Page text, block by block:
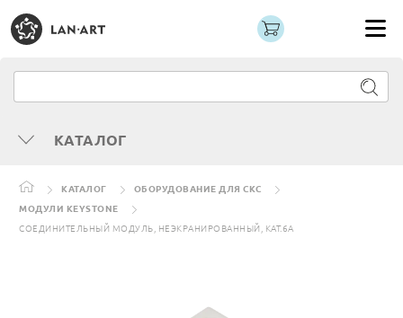
КАТАЛОГ
КАТАЛОГ
ОБОРУДОВАНИЕ ДЛЯ СКС
МОДУЛИ KEYSTONE
СОЕДИНИТЕЛЬНЫЙ МОДУЛЬ, НЕЭКРАНИРОВАННЫЙ, КАТ.6A